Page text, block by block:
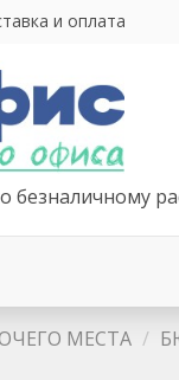
и оплата
МЕСТА